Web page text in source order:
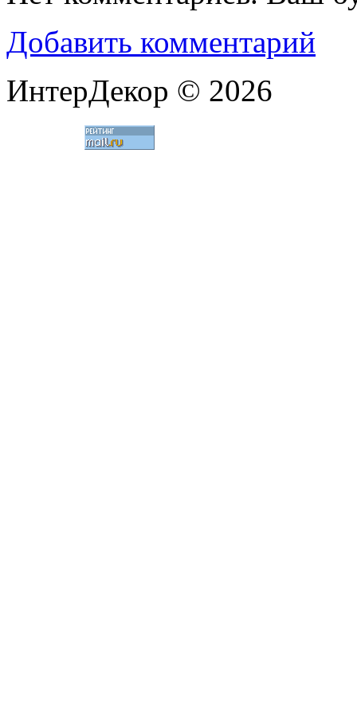
Добавить комментарий
ИнтерДекор © 2026